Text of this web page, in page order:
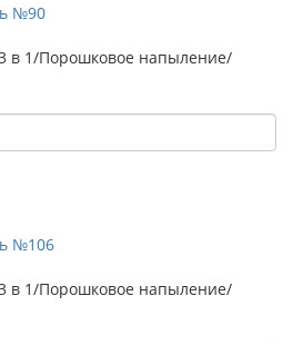
№90
в 1/Порошковое напыление/
№106
в 1/Порошковое напыление/